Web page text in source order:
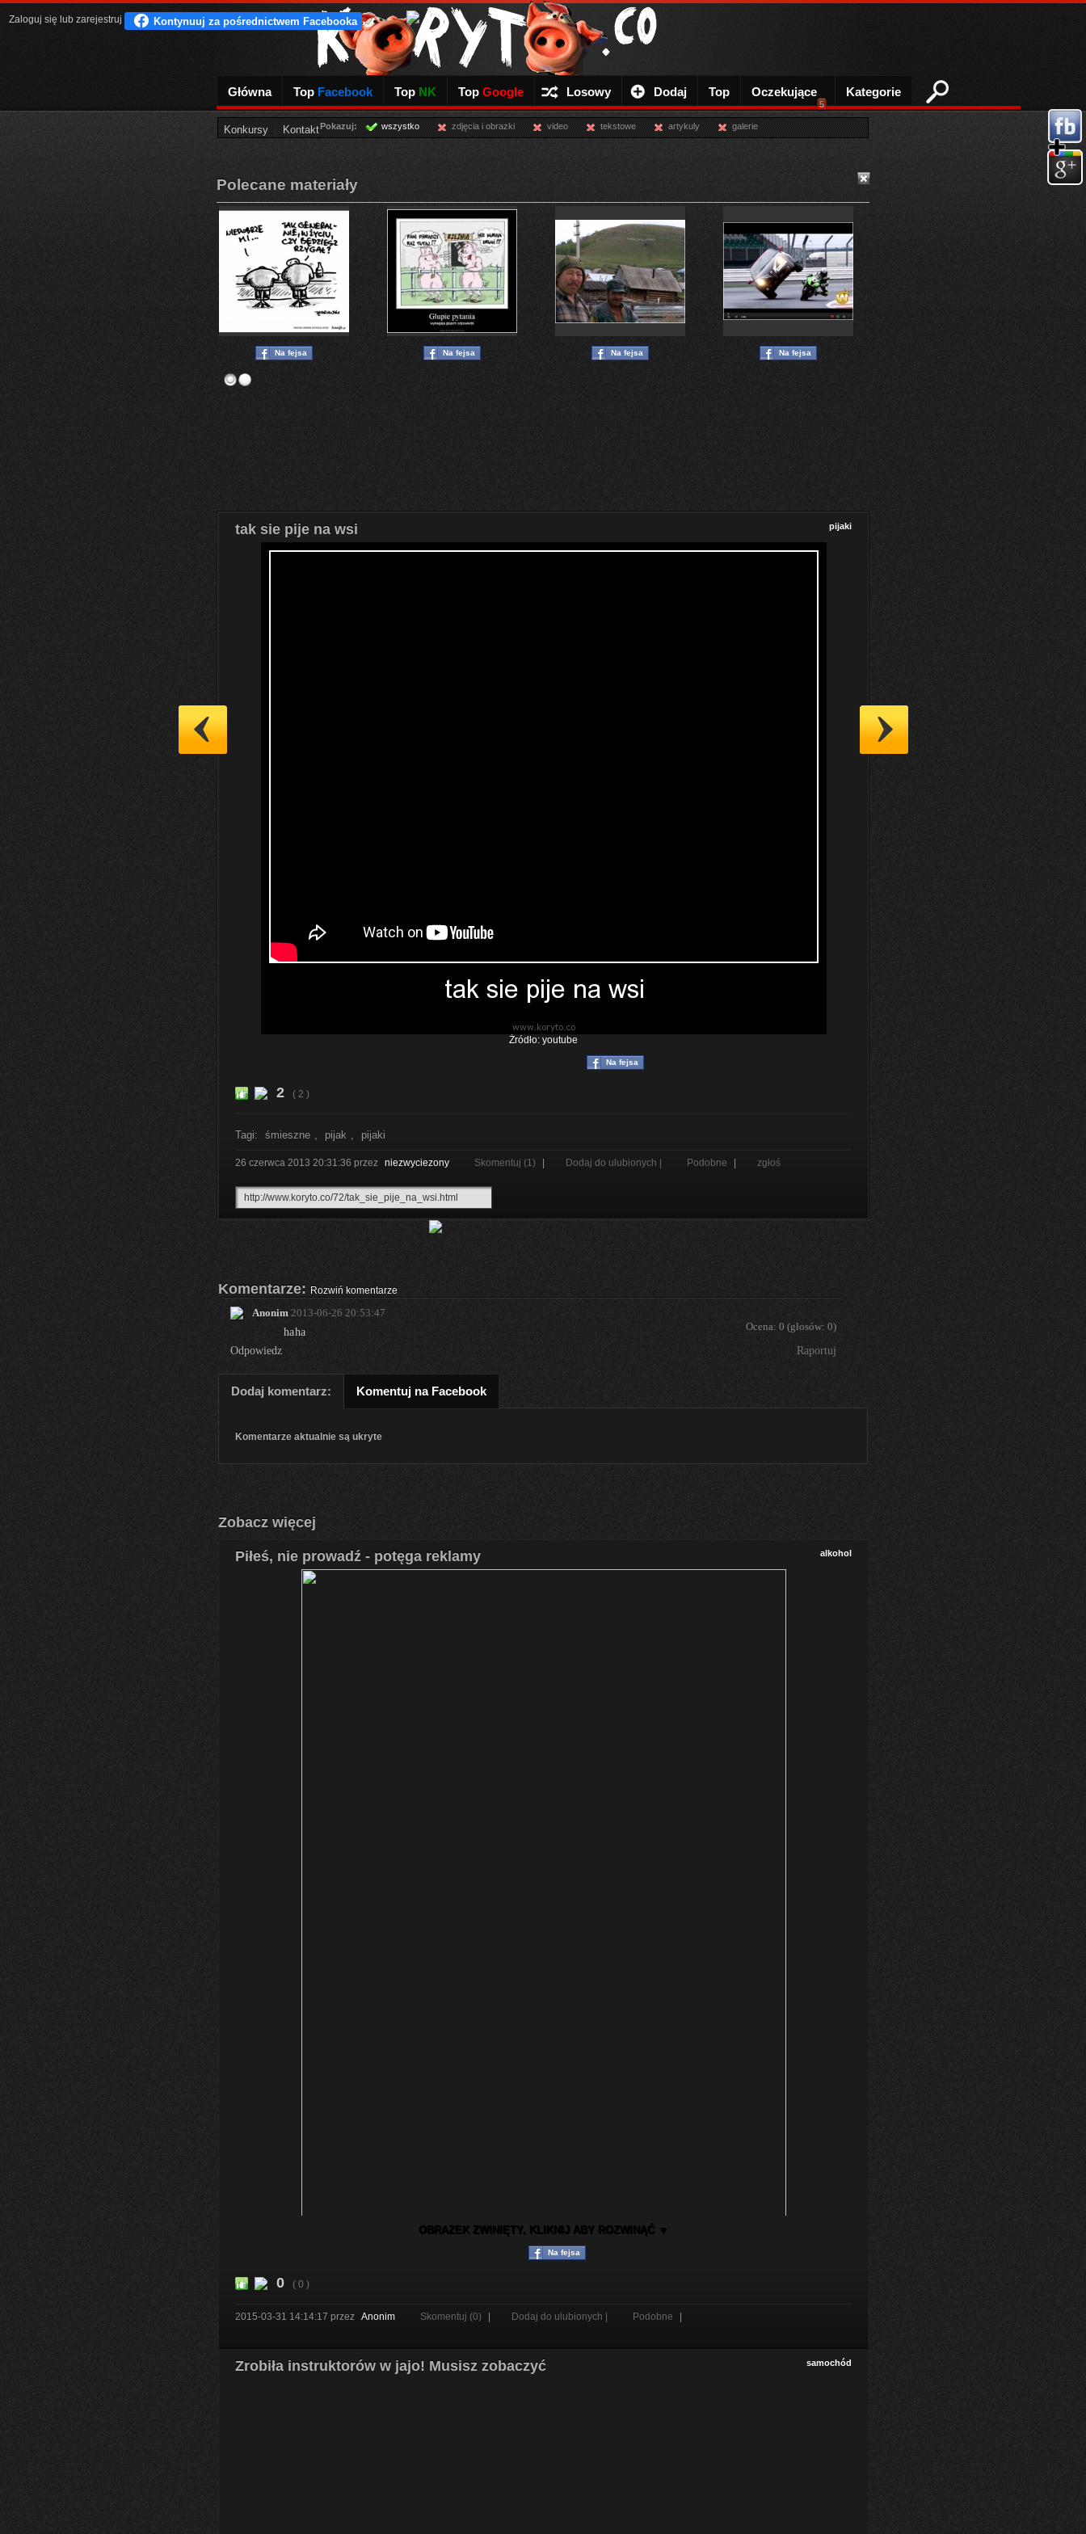
Główna Top Facebook Top NK Top Google Losowy Dodaj Top Oczekujące
5
Kategorie
Konkursy Kontakt
Zaloguj się lub zarejestruj
Pokazuj: wszystko zdjęcia i obrazki video tekstowe artykuly galerie
Polecane materiały
Na fejsa Na fejsa Na fejsa Na fejsa
pijaki
tak sie pije na wsi
Źródło: youtube
Na fejsa
2 ( 2 )
Tagi: śmieszne , pijak , pijaki
26 czerwca 2013 20:31:36 przez niezwyciezony Skomentuj (1) Dodaj do ulubionych | Podobne zgłoś
Komentarze: Rozwiń komentarze
Anonim 2013-06-26 20:53:47
Ocena: 0 (głosów: 0)
haha
Odpowiedz
Raportuj
Dodaj komentarz: Komentuj na Facebook
Komentarze aktualnie są ukryte
Zobacz więcej
alkohol
Piłeś, nie prowadź - potęga reklamy
OBRAZEK ZWINIĘTY, KLIKNIJ ABY ROZWINĄĆ ▼
Na fejsa
0 ( 0 )
2015-03-31 14:14:17 przez Anonim Skomentuj (0) Dodaj do ulubionych | Podobne
samochód
Zrobiła instruktorów w jajo! Musisz zobaczyć